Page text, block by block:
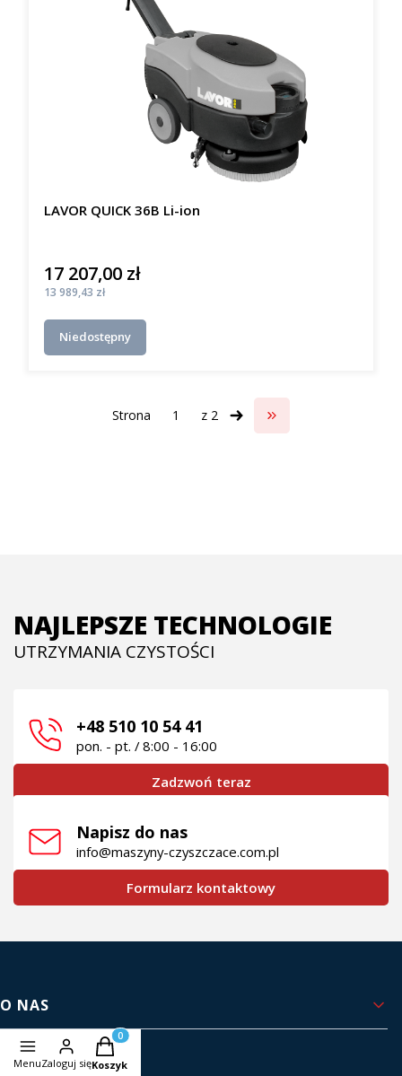
LAVOR QUICK 36B Li-ion
Cena
17 207,00 zł
Cena
13 989,43 zł
Niedostępny
Strona z 2 Przejdź do ostatniej
NAJLEPSZE TECHNOLOGIE
UTRZYMANIA CZYSTOŚCI
+48 510 10 54 41
pon. - pt. / 8:00 - 16:00
Zadzwoń teraz
Napisz do nas
info@maszyny-czyszczace.com.pl
Formularz kontaktowy
Linki w stopce
O NAS
Kontakt i dane firmy
MenuZaloguj się
Produkty w koszyku: 0. Zobacz szczegóły
Koszyk